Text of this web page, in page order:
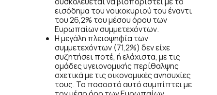
εισόδημα του νοικοκυριού του έναντι
του 26,2% του μέσου όρου των
Ευρωπαίων συμμετεχόντων.
Η μεγάλη πλειοψηφία των
συμμετεχόντων (71,2%) δεν είχε
συζητήσει ποτέ, ή ελάχιστα, με τις
ομάδες υγειονομικής περίθαλψης
σχετικά με τις οικονομικές ανησυχίες
τους. Το ποσοστό αυτό συμπίπτει με